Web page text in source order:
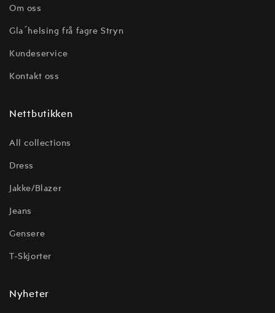
Om oss
Gla´helsing frå fagre Stryn
Kundeservice
Kontakt oss
Nettbutikken
All collections
Dress
Jakke/Blazer
Jeans
Gensere
T-Skjorter
Nyheter